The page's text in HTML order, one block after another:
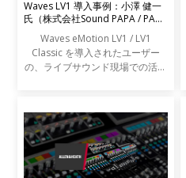
Waves LV1 導入事例：小澤 健一
氏（株式会社Sound PAPA / PAエ
Waves eMotion LV1 / LV1
Classic を導入されたユーザー
の、ライブサウンド現場での活用